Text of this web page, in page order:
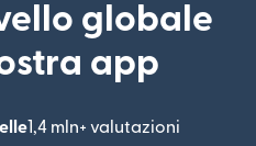
globale
app
1,4 mln+ valutazioni